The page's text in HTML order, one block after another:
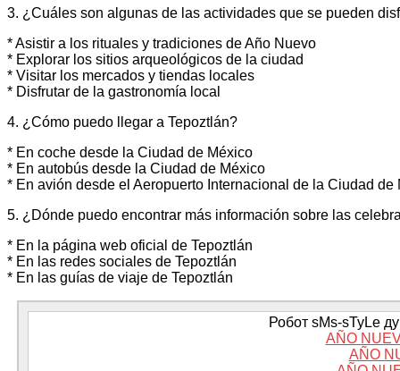
3. ¿Cuáles son algunas de las actividades que se pueden
* Asistir a los rituales y tradiciones de Año Nuevo
* Explorar los sitios arqueológicos de la ciudad
* Visitar los mercados y tiendas locales
* Disfrutar de la gastronomía local
4. ¿Cómo puedo llegar a Tepoztlán?
* En coche desde la Ciudad de México
* En autobús desde la Ciudad de México
* En avión desde el Aeropuerto Internacional de la Ciudad de
5. ¿Dónde puedo encontrar más información sobre las
* En la página web oficial de Tepoztlán
* En las redes sociales de Tepoztlán
* En las guías de viaje de Tepoztlán
Робот sMs-sTyLe
AÑO
AÑO